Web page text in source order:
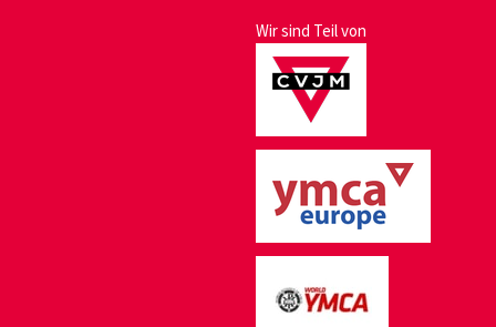
Wir sind Teil von